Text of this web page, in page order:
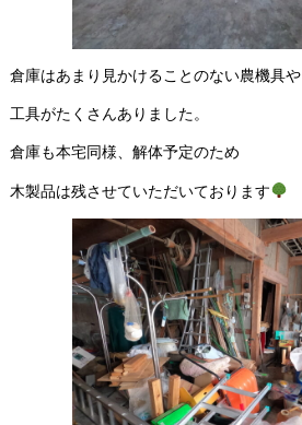
倉庫はあまり見かけることのない農機具や
工具がたくさんありました。
倉庫も本宅同様、解体予定のため
木製品は残させていただいております